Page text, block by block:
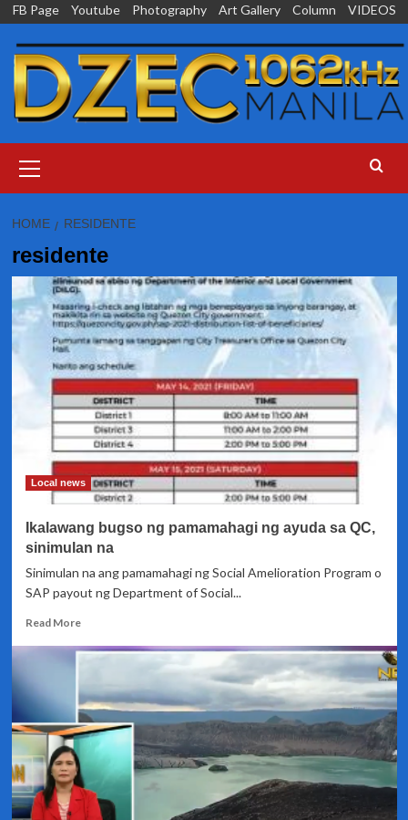
Skip
content
FB Page Youtube Photography Art Gallery Column VIDEOS
Menu
HOME RESIDENTE
residente
Local news
Ikalawang bugso ng pamamahagi ng ayuda sa QC,
sinimulan na
Sinimulan na ang pamamahagi ng Social Amelioration Program o
SAP payout ng Department of Social...
Read MoreRead
about
bugso
ng
pamamahagi
ng
ayuda
sa
QC,
sinimulan